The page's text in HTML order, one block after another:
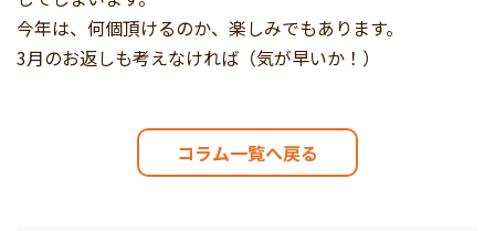
今年は、何個頂けるのか、楽しみでもあります。
3月のお返しも考えなければ（気が早いか！）
コラム一覧へ戻る